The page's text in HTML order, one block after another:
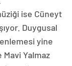
ise Cüneyt
Duygusal
yine
Yalmaz